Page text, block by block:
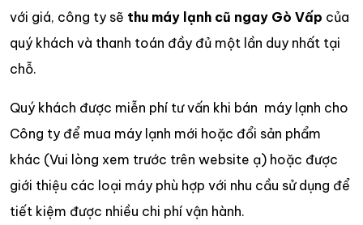
với giá, công ty sẽ thu máy lạnh cũ ngay Gò Vấp của
quý khách và thanh toán đầy đủ một lần duy nhất tại
chỗ.
Quý khách được miễn phí tư vấn khi bán máy lạnh cho
Công ty để mua máy lạnh mới hoặc đổi sản phẩm
khác (Vui lòng xem trước trên website ạ) hoặc được
giới thiệu các loại máy phù hợp với nhu cầu sử dụng để
tiết kiệm được nhiều chi phí vận hành.